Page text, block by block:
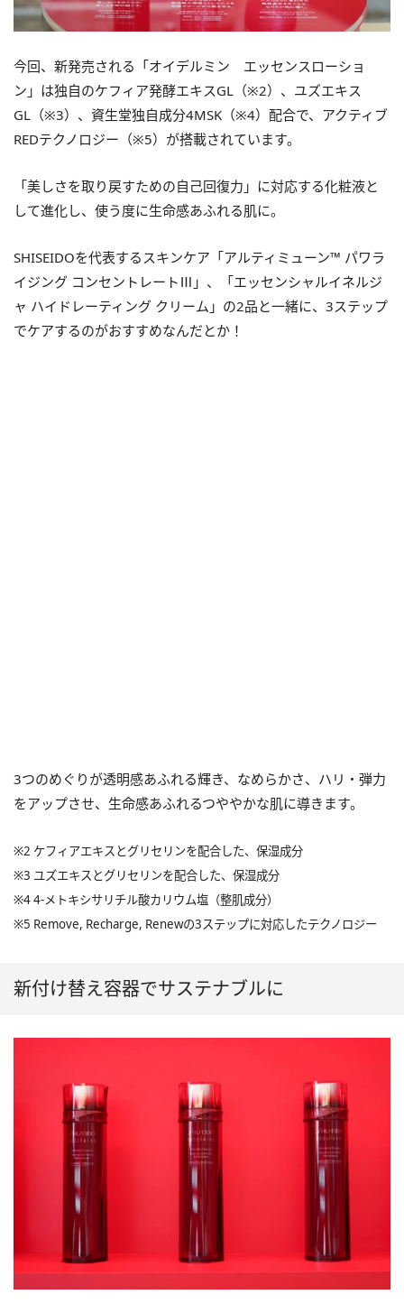
今回、新発売される「オイデルミン エッセンスローショ
ン」は独自のケフィア発酵エキスGL（※2）、ユズエキス
GL（※3）、資生堂独自成分4MSK（※4）配合で、アクティブ
REDテクノロジー（※5）が搭載されています。
「美しさを取り戻すための自己回復力」に対応する化粧液と
して進化し、使う度に生命感あふれる肌に。
SHISEIDOを代表するスキンケア「アルティミューン™ パワラ
イジング コンセントレートⅢ」、「エッセンシャルイネルジ
ャ ハイドレーティング クリーム」の2品と一緒に、3ステップ
でケアするのがおすすめなんだとか！
3つのめぐりが透明感あふれる輝き、なめらかさ、ハリ・弾力
をアップさせ、生命感あふれるつややかな肌に導きます。
※2 ケフィアエキスとグリセリンを配合した、保湿成分
※3 ユズエキスとグリセリンを配合した、保湿成分
※4 4-メトキシサリチル酸カリウム塩（整肌成分）
※5 Remove, Recharge, Renewの3ステップに対応したテクノロジー
新付け替え容器でサステナブルに